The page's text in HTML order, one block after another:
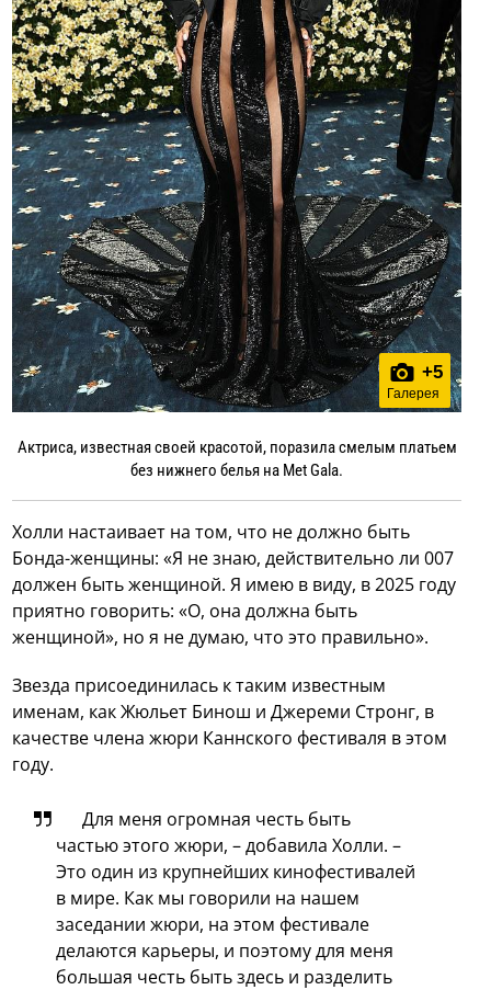
+5
Галерея
Актриса, известная своей красотой, поразила смелым платьем
без нижнего белья на Met Gala.
Холли настаивает на том, что не должно быть
Бонда-женщины: «Я не знаю, действительно ли 007
должен быть женщиной. Я имею в виду, в 2025 году
приятно говорить: «О, она должна быть
женщиной», но я не думаю, что это правильно».
Звезда присоединилась к таким известным
именам, как Жюльет Бинош и Джереми Стронг, в
качестве члена жюри Каннского фестиваля в этом
году.
Для меня огромная честь быть
частью этого жюри, – добавила Холли. –
Это один из крупнейших кинофестивалей
в мире. Как мы говорили на нашем
заседании жюри, на этом фестивале
делаются карьеры, и поэтому для меня
большая честь быть здесь и разделить